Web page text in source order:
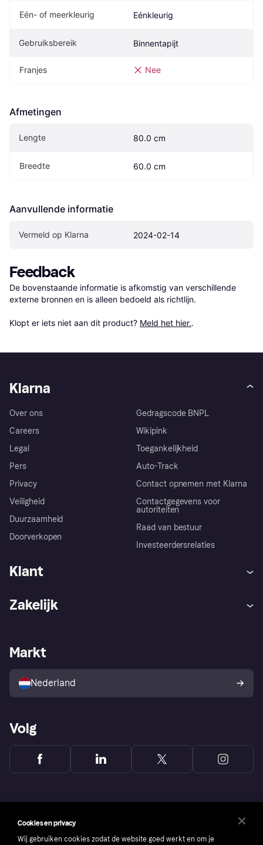
Eén- of meerkleurig Eénkleurig
Gebruiksbereik Binnentapijt
Franjes Nee
Afmetingen
Lengte 80.0 cm
Breedte 60.0 cm
Aanvullende informatie
Vermeld op Klarna 2024-02-14
Feedback
De bovenstaande informatie is afkomstig van verschillende
externe bronnen en is alleen bedoeld als richtlijn.
Klopt er iets niet aan dit product? Meld het hier..
Klarna
Over ons
Careers
Legal
Pers
Privacy
Veiligheid
Duurzaamheid
Doorverkopen
Gedragscode BNPL
Wikipink
Toegankelijkheid
Auto-Track
Contact opnemen met Klarna
Contactgegevens voor
autoriteiten
Raad van bestuur
Investeerdersrelaties
Klant
Winkeloverzicht
Kopersbescherming voor
consumenten
Zakelijk
Zakelijke login
Markt
Nederland
Volg
Cookies en privacy
Wij gebruiken cookies zodat de website goed werkt en om je